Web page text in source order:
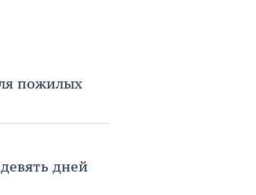
пожилых
дней